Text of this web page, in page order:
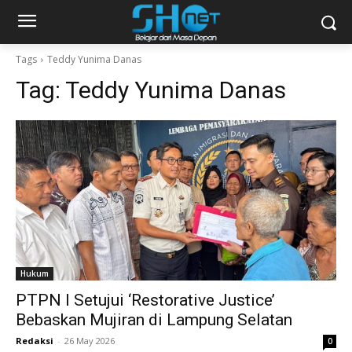
Tags Teddy Yunima Danas
Tag: Teddy Yunima Danas
Hukum
PTPN I Setujui ‘Restorative Justice’
Bebaskan Mujiran di Lampung Selatan
Redaksi - 26 May 2026 0